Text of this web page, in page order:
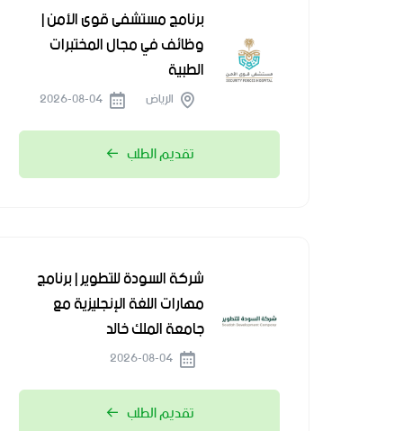
برنامج مستشفى قوى الأمن |
وظائف في مجال المختبرات
الطبية
الرياض
تقديم الطلب
شركة السودة للتطوير | برنامج
مهارات اللغة الإنجليزية مع
جامعة الملك خالد
تقديم الطلب